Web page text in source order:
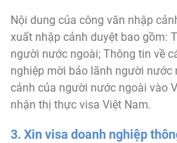
Nội dung của công văn nhập
xuất nhập cảnh duyệt bao gồm:
người nước ngoài; Thông tin về
nghiệp mời bảo lãnh người nước
cảnh của người nước ngoài vào
nhận thị thực visa Việt Nam.
3. Xin visa doanh nghiệp